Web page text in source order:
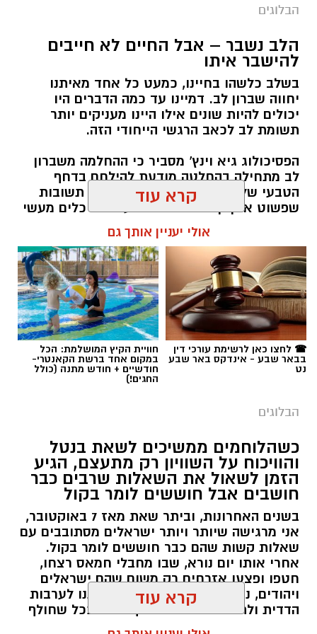
הבלוגים
הלב נשבר – אבל החיים לא חייבים
להישבר איתו
בשלב כלשהו בחיינו, כמעט כל אחד מאיתנו
יחווה שברון לב. דמיינו עד כמה הדברים היו
יכולים להיות שונים אילו היינו מעניקים יותר
תשומת לב לכאב הרגשי הייחודי הזה.
הפסיכולוג גיא וינץ' מסביר כי ההחלמה משברון
לב מתחילה בהחלטה מודעת להילחם בדחף
הטבעי שלנו לייפות את העבר ולחפש תשובות
שפשוט אינן קיימות. הוא מציע ארגז כלים מעשי
שיעזור לנו, בהדרגה, להשתחרר מהכאב ולהמשיך
הלב שלנו אולי נשבר לפעמים, אבל אנחנו לא
חייבים להישבר יחד איתו.
מערכת האתר / 09:04 23.07.26
קרא עוד
אולי יעניין אותך גם
☎ לחצו כאן לרשימת עורכי דין
בבאר שבע - אינדקס באר שבע
נט
חוויית הקיץ המושלמת: הכל
במקום אחד ברשת הקאנטרי-
חודשיים + חודש מתנה (כולל
החגים!)
הבלוגים
כשהלוחמים ממשיכים לשאת בנטל
והוויכוח על השוויון רק מתעצם, הגיע
הזמן לשאול את השאלות שרבים כבר
חושבים אבל חוששים לומר בקול
בשנים האחרונות, וביתר שאת מאז 7 באוקטובר,
אני מרגישה שיותר ויותר ישראלים מסתובבים עם
שאלות קשות שהם כבר חוששים לומר בקול.
אחרי אותו יום נורא, שבו מחבלי חמאס רצחו,
חטפו ופצעו אזרחים רק משום שהם ישראלים
ויהודים, נדמה היה שהאסון יחזיר אותנו לערבות
הדדית ולתחושת גורל משותף. אבל ככל שחולף
הזמן, הוויכוחים סביב השוויון בנטל, הפטור מגיוס,
קרא עוד